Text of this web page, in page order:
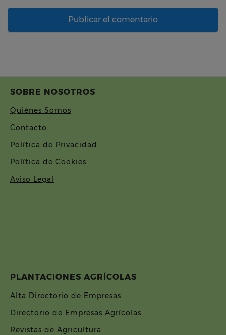
SOBRE NOSOTROS
Quiénes Somos
Contacto
Política de Privacidad
Política de Cookies
Aviso Legal
PLANTACIONES AGRÍCOLAS
Alta Directorio de Empresas
Directorio de Empresas Agrícolas
Revistas de Agricultura